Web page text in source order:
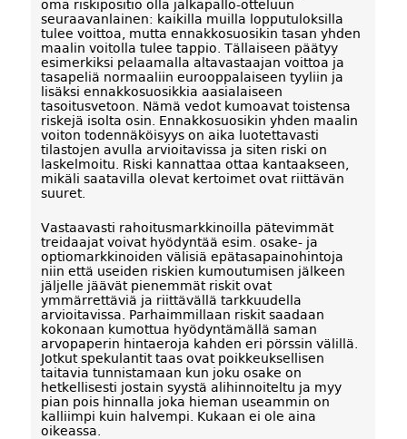
oma riskipositio olla jalkapallo-otteluun
seuraavanlainen: kaikilla muilla lopputuloksilla
tulee voittoa, mutta ennakkosuosikin tasan yhden
maalin voitolla tulee tappio. Tällaiseen päätyy
esimerkiksi pelaamalla altavastaajan voittoa ja
tasapeliä normaaliin eurooppalaiseen tyyliin ja
lisäksi ennakkosuosikkia aasialaiseen
tasoitusvetoon. Nämä vedot kumoavat toistensa
riskejä isolta osin. Ennakkosuosikin yhden maalin
voiton todennäköisyys on aika luotettavasti
tilastojen avulla arvioitavissa ja siten riski on
laskelmoitu. Riski kannattaa ottaa kantaakseen,
mikäli saatavilla olevat kertoimet ovat riittävän
suuret.
Vastaavasti rahoitusmarkkinoilla pätevimmät
treidaajat voivat hyödyntää esim. osake- ja
optiomarkkinoiden välisiä epätasapainohintoja
niin että useiden riskien kumoutumisen jälkeen
jäljelle jäävät pienemmät riskit ovat
ymmärrettäviä ja riittävällä tarkkuudella
arvioitavissa. Parhaimmillaan riskit saadaan
kokonaan kumottua hyödyntämällä saman
arvopaperin hintaeroja kahden eri pörssin välillä.
Jotkut spekulantit taas ovat poikkeuksellisen
taitavia tunnistamaan kun joku osake on
hetkellisesti jostain syystä alihinnoiteltu ja myy
pian pois hinnalla joka hieman useammin on
kalliimpi kuin halvempi. Kukaan ei ole aina
oikeassa.